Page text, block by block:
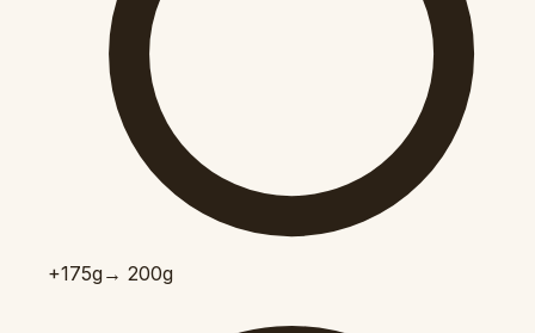
+175g→ 200g